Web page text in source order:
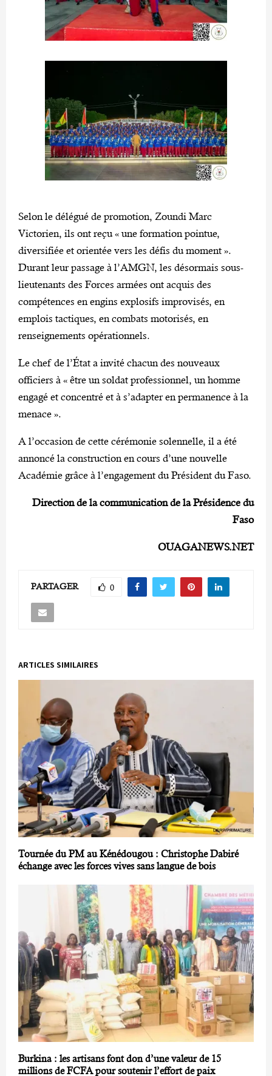
Selon le délégué de promotion, Zoundi Marc
Victorien, ils ont reçu « une formation pointue,
diversifiée et orientée vers les défis du moment ».
Durant leur passage à l’AMGN, les désormais sous-
lieutenants des Forces armées ont acquis des
compétences en engins explosifs improvisés, en
emplois tactiques, en combats motorisés, en
renseignements opérationnels.
Le chef de l’État a invité chacun des nouveaux
officiers à « être un soldat professionnel, un homme
engagé et concentré et à s’adapter en permanence à la
menace ».
A l’occasion de cette cérémonie solennelle, il a été
annoncé la construction en cours d’une nouvelle
Académie grâce à l’engagement du Président du Faso.
Direction de la communication de la Présidence du
Faso
OUAGANEWS.NET
PARTAGER 0
ARTICLES SIMILAIRES
Tournée du PM au Kénédougou : Christophe Dabiré
échange avec les forces vives sans langue de bois
Burkina : les artisans font don d’une valeur de 15
millions de FCFA pour soutenir l’effort de paix